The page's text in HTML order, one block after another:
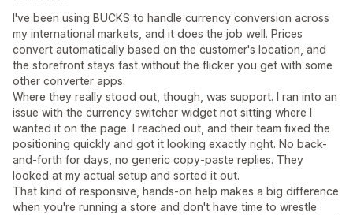
I've been using BUCKS to handle currency conversion across
my international markets, and it does the job well. Prices
convert automatically based on the customer's location, and
the storefront stays fast without the flicker you get with some
other converter apps.
Where they really stood out, though, was support. I ran into an
issue with the currency switcher widget not sitting where I
wanted it on the page. I reached out, and their team fixed the
positioning quickly and got it looking exactly right. No back-
and-forth for days, no generic copy-paste replies. They
looked at my actual setup and sorted it out.
That kind of responsive, hands-on help makes a big difference
when you're running a store and don't have time to wrestle